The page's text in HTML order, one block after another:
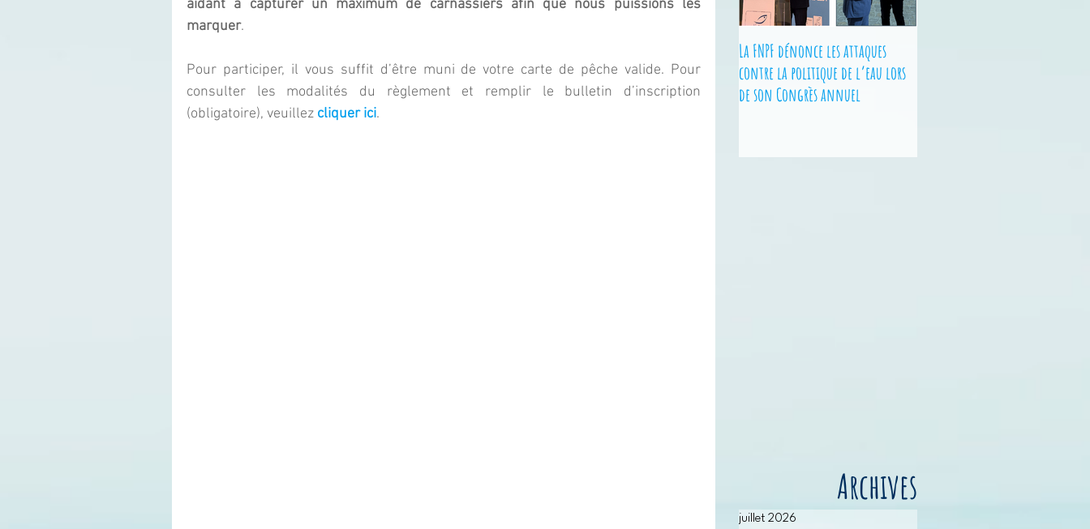
aidant à capturer un maximum de carnassiers afin que nous puissions les
marquer.
Pour participer, il vous suffit d’être muni de votre carte de pêche valide. Pour
consulter les modalités du règlement et remplir le bulletin d’inscription
(obligatoire), veuillez cliquer ici.
La FNPF dénonce les attaques
contre la politique de l’eau lors
de son Congrès annuel
Archives
juillet 2026